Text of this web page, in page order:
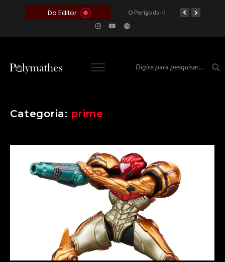
Do Editor
O Voto como Moeda: Clientelismo e o Analfabetismo Funcional Político no Brasil O Perigo da Ideologia Desenfreada na Justiça: Quando a Pauta Política Substitui a Pena Criminal
Categoria: prime